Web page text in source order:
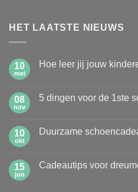
HET LAATSTE NIEUWS
10
mei
Hoe leer jij jouw
Hoe
kinderen
zelf
08
nov
5 dingen voor de 1ste
5
1ste
schooldag
10
okt
Duurzame
Duurzame
15
jun
Cadeautips voor